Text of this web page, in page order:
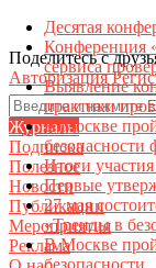
Поделитесь с
Авторизация
Журналы
Подписка
Полезное
Новости
Публикации
Мероприятия
Реклама
Десятая
Конференция
сервиса
Выявление
практики
В Москве
Итоги
Первые
27 мая
«Тренды в
В Москве
безопасности